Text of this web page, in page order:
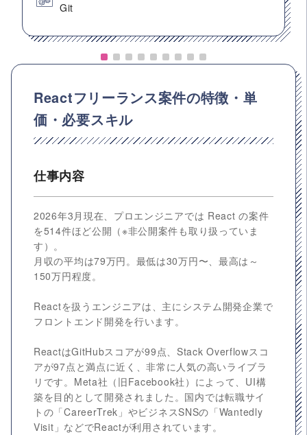
Git
Reactフリーランス案件の特徴・単
価・必要スキル
仕事内容
2026年3月現在、プロエンジニアでは React の案件
を514件ほど公開（※非公開案件も取り扱っていま
す）。
月収の平均は79万円。最低は30万円〜、最高は～
150万円程度。
Reactを扱うエンジニアは、主にシステム開発企業で
フロントエンド開発を行います。
ReactはGitHubスコアが99点、Stack Overflowスコ
アが97点と満点に近く、非常に人気の高いライブラ
リです。Meta社（旧Facebook社）によって、UI構
築を目的として開発されました。国内では転職サイ
トの「CareerTrek」やビジネスSNSの「Wantedly
Visit」などでReactが利用されています。